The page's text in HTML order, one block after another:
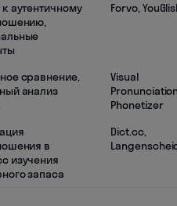
аутентичному
Forvo,
сравнение,
анализ
Visual
Phonetizer
в
изучения
запаса
Dict.cc,